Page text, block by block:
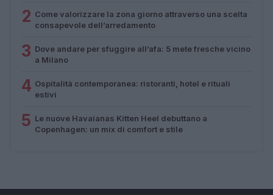
2 Come valorizzare la zona giorno attraverso una scelta
consapevole dell’arredamento
3 Dove andare per sfuggire all’afa: 5 mete fresche vicino
a Milano
4 Ospitalità contemporanea: ristoranti, hotel e rituali
estivi
5 Le nuove Havaianas Kitten Heel debuttano a
Copenhagen: un mix di comfort e stile